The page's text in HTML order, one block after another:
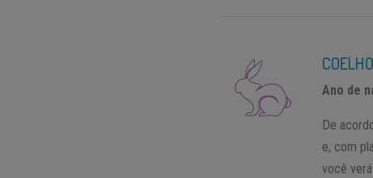
COELHO
Ano de
De
e, com
você